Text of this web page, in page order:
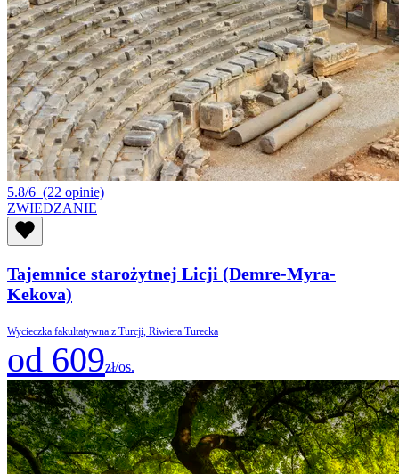
5.8/6 (22 opinie)
ZWIEDZANIE
Tajemnice starożytnej Licji (Demre-Myra-
Kekova)
Wycieczka fakultatywna z Turcji, Riwiera Turecka
od 609zł/os.